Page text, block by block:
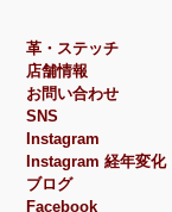
革・ステッチ
店舗情報
お問い合わせ
SNS
Instagram
Instagram 経年変化
ブログ
Facebook